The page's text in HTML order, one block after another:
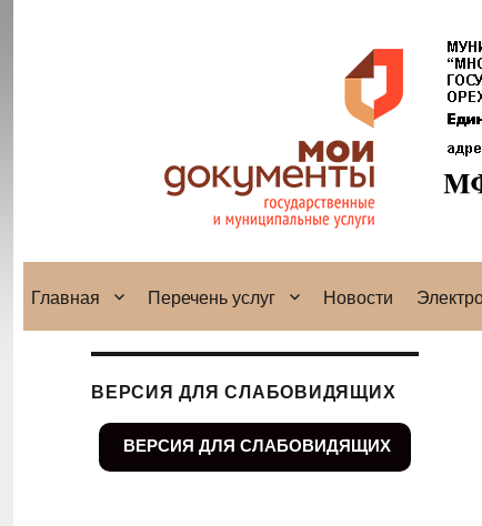
Главная Перечень услуг Новости
ВЕРСИЯ ДЛЯ СЛАБОВИДЯЩИХ
ВЕРСИЯ ДЛЯ СЛАБОВИДЯЩИХ